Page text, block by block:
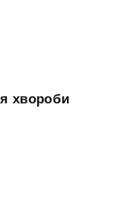
хвороби